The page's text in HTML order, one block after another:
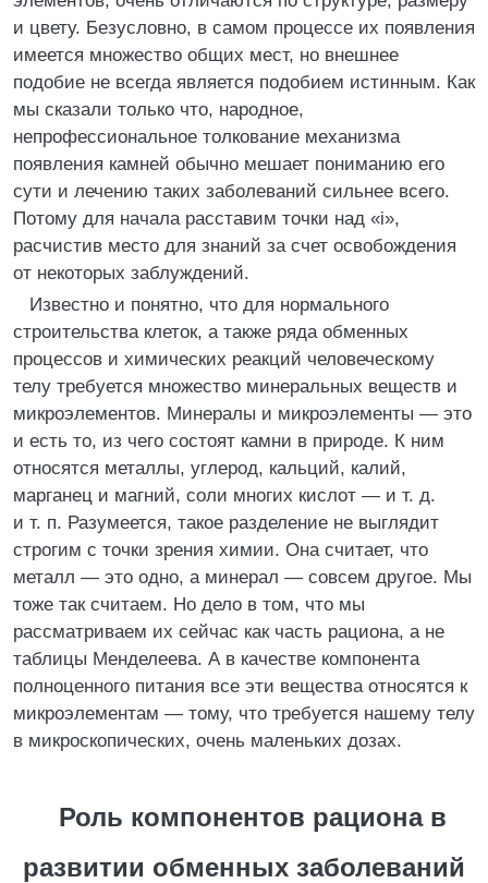
и цвету. Безусловно, в самом процессе их появления
имеется множество общих мест, но внешнее
подобие не всегда является подобием истинным. Как
мы сказали только что, народное,
непрофессиональное толкование механизма
появления камней обычно мешает пониманию его
сути и лечению таких заболеваний сильнее всего.
Потому для начала расставим точки над «i»,
расчистив место для знаний за счет освобождения
от некоторых заблуждений.
Известно и понятно, что для нормального
строительства клеток, а также ряда обменных
процессов и химических реакций человеческому
телу требуется множество минеральных веществ и
микроэлементов. Минералы и микроэлементы — это
и есть то, из чего состоят камни в природе. К ним
относятся металлы, углерод, кальций, калий,
марганец и магний, соли многих кислот — и т. д.
и т. п. Разумеется, такое разделение не выглядит
строгим с точки зрения химии. Она считает, что
металл — это одно, а минерал — совсем другое. Мы
тоже так считаем. Но дело в том, что мы
рассматриваем их сейчас как часть рациона, а не
таблицы Менделеева. А в качестве компонента
полноценного питания все эти вещества относятся к
микроэлементам — тому, что требуется нашему телу
в микроскопических, очень маленьких дозах.
Роль компонентов рациона в
развитии обменных заболеваний